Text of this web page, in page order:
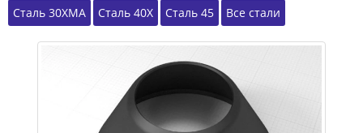
Сталь 30ХМА
Сталь 40Х Сталь 45 Все стали